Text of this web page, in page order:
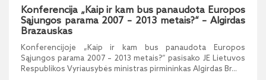
Konferencija „Kaip ir kam bus panaudota Europos
Sąjungos parama 2007 – 2013 metais?“ – Algirdas
Brazauskas
Konferencijoje „Kaip ir kam bus panaudota Europos
Sąjungos parama 2007 – 2013 metais?“ pasisako JE Lietuvos
Respublikos Vyriausybės ministras pirmininkas Algirdas Br...